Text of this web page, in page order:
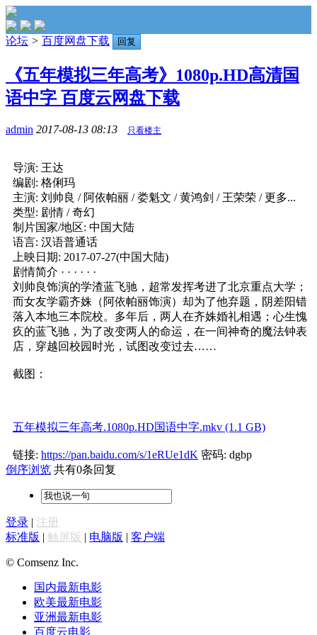
论坛 > 百度网盘下载 回复
《五年模拟三年高考》1080p.HD高清国
语中字 百度云网盘下载
admin 2017-08-13 08:13 只看楼主
导演: 王达
编剧: 格俐玛
主演: 刘帅良 / 阿依帕丽 / 娄魁文 / 黄鸿剑 / 王荣荣 / 更多...
类型: 剧情 / 奇幻
制片国家/地区: 中国大陆
语言: 汉语普通话
上映日期: 2017-07-27(中国大陆)
剧情简介 · · · · · ·
刘帅良饰演的学渣蓝飞驰，超常发挥考进了北京重点大学；
而女友学霸齐姝（阿依帕丽饰演）却为了他弃题，阴差阳错
落入本地三本院校。多年后，两人在齐姝婚礼相遇；心生愧
疚的蓝飞驰，为了改变两人的命运，在一间神奇的魔法钟表
店，穿越回校园时光，试图改变过去……
截图：
五年模拟三年高考.1080p.HD国语中字.mkv (1.1 GB)
链接: https://pan.baidu.com/s/1eRUe1dK 密码: dgbp
倒序浏览 共有0条回复
登录 | 注册
标准版 | 触屏版 | 电脑版 | 客户端
© Comsenz Inc.
国内最新电影
欧美最新电影
亚洲最新电影
百度云电影